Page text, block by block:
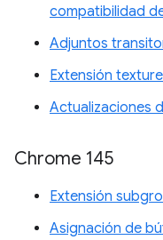
compatibilidad
Adjuntos
Extensión
Actualizaciones
Chrome 145
Extensión
Asignación de